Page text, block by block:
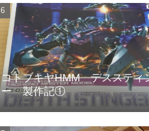
コトブキヤHMM デススティ
ー 製作記①